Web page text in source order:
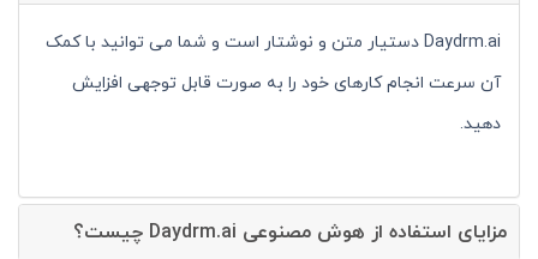
Daydrm.ai دستیار متن و نوشتار است و شما می توانید با کمک
آن سرعت انجام کارهای خود را به صورت قابل توجهی افزایش
دهید.
مزایای استفاده از هوش مصنوعی Daydrm.ai چیست؟